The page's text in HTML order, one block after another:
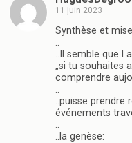
11 juin 2023
Synthèse et
..
..Il semble que l
„si tu souhaites
comprendre
..
..puisse prendre
événements
..
..la genèse: